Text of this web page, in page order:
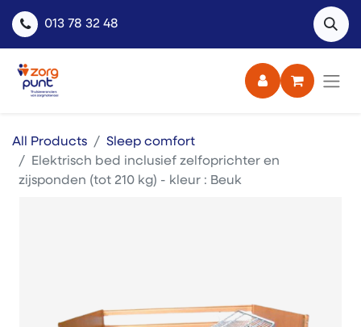
013 78 32 48
All Products
Sleep comfort
Elektrisch bed inclusief zelfoprichter en
zijsponden (tot 210 kg) - kleur : Beuk